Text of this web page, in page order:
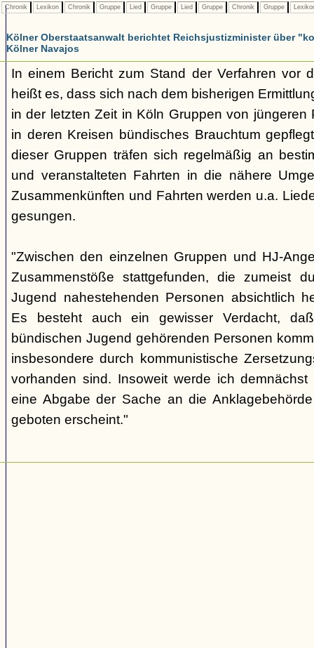
Chronik Lexikon Chronik Gruppe Lied Gruppe Lied Gruppe Chronik Gruppe
Kölner Oberstaatsanwalt berichtet Reichsjustizminister über
Kölner Navajos
In einem Bericht zum Stand der Verfahren vor
heißt es, dass sich nach dem bisherigen
in der letzten Zeit in Köln Gruppen von jüngeren
in deren Kreisen bündisches Brauchtum
dieser Gruppen träfen sich regelmäßig an
und veranstalteten Fahrten in die nähere
Zusammenkünften und Fahrten werden u.a.
gesungen.
"Zwischen den einzelnen Gruppen und HJ-
Zusammenstöße stattgefunden, die zumeist
Jugend nahestehenden Personen absichtlich
Es besteht auch ein gewisser Verdacht,
bündischen Jugend gehörenden Personen
insbesondere durch kommunistische
vorhanden sind. Insoweit werde ich
eine Abgabe der Sache an die
geboten erscheint."